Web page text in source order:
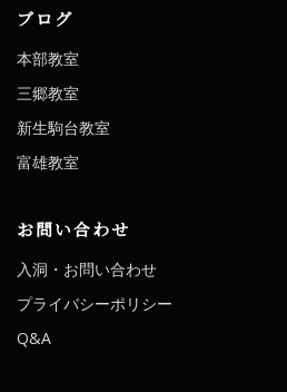
ブログ
本部教室
三郷教室
新生駒台教室
富雄教室
お問い合わせ
入洞・お問い合わせ
プライバシーポリシー
Q&A